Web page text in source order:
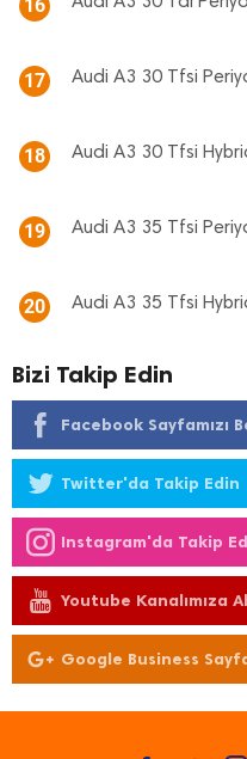
16
17 Audi A3 30 Tfsi
18 Audi A3 30 Tfsi
19 Audi A3 35 Tfsi
20 Audi A3 35 Tfsi
Bizi Takip Edin
Facebook Sayfamızı
Twitter'da Takip Edin
Instagram'da Takip
Youtube Kanalımıza
Google Business